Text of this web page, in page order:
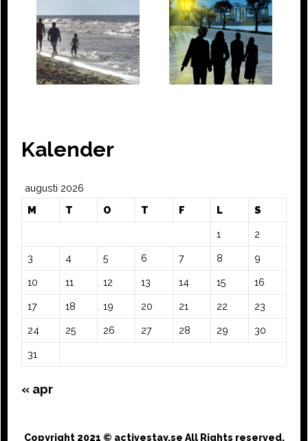
Kalender
augusti 2026
M
T O T F L S
1 2
3 4 5 6 7 8 9
10 11 12 13 14 15 16
17 18 19 20 21 22 23
24 25 26 27 28 29 30
31
« apr